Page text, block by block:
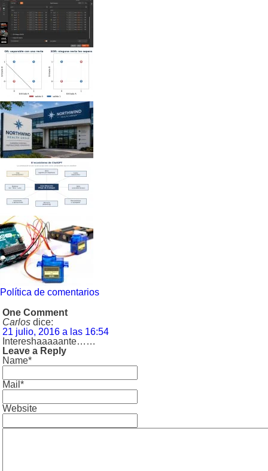
Política de comentarios
One Comment
Carlos dice:
21 julio, 2016 a las 16:54
Intereshaaaaante……
Leave a Reply
Name*
Mail*
Website